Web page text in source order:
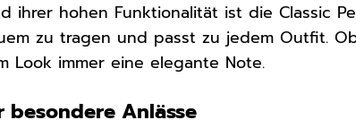
ihrer hohen Funktionalität ist die Classic
zu tragen und passt zu jedem Outfit.
Look immer eine elegante Note.
besondere Anlässe